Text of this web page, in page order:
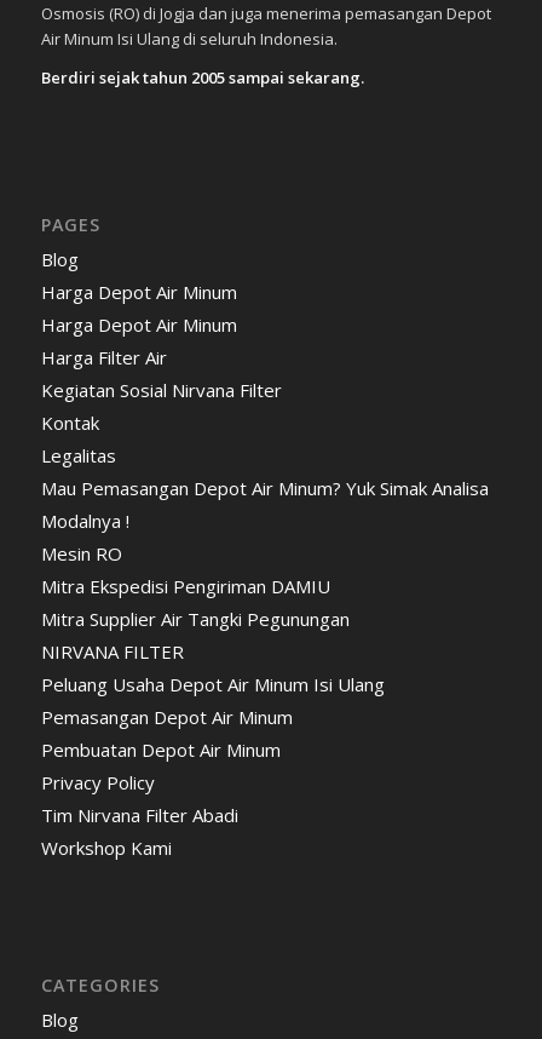
Osmosis (RO) di Jogja dan juga menerima pemasangan Depot
Air Minum Isi Ulang di seluruh Indonesia.
Berdiri sejak tahun 2005 sampai sekarang.
PAGES
Blog
Harga Depot Air Minum
Harga Depot Air Minum
Harga Filter Air
Kegiatan Sosial Nirvana Filter
Kontak
Legalitas
Mau Pemasangan Depot Air Minum? Yuk Simak Analisa
Modalnya !
Mesin RO
Mitra Ekspedisi Pengiriman DAMIU
Mitra Supplier Air Tangki Pegunungan
NIRVANA FILTER
Peluang Usaha Depot Air Minum Isi Ulang
Pemasangan Depot Air Minum
Pembuatan Depot Air Minum
Privacy Policy
Tim Nirvana Filter Abadi
Workshop Kami
CATEGORIES
Blog